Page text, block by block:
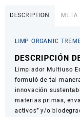
DESCRIPTION META
LIMP ORGANIC
DESCRIPCIÓN
Limpiador Multiuso
formuló de tal
innovación
materias primas,
activos” y/o